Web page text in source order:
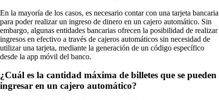
En la mayoría de los casos, es necesario contar con una tarjeta bancaria
para poder realizar un ingreso de dinero en un cajero automático. Sin
embargo, algunas entidades bancarias ofrecen la posibilidad de realizar
ingresos en efectivo a través de cajeros automáticos sin necesidad de
utilizar una tarjeta, mediante la generación de un código específico
desde la app móvil del banco.
¿Cuál es la cantidad máxima de billetes que se pueden
ingresar en un cajero automático?